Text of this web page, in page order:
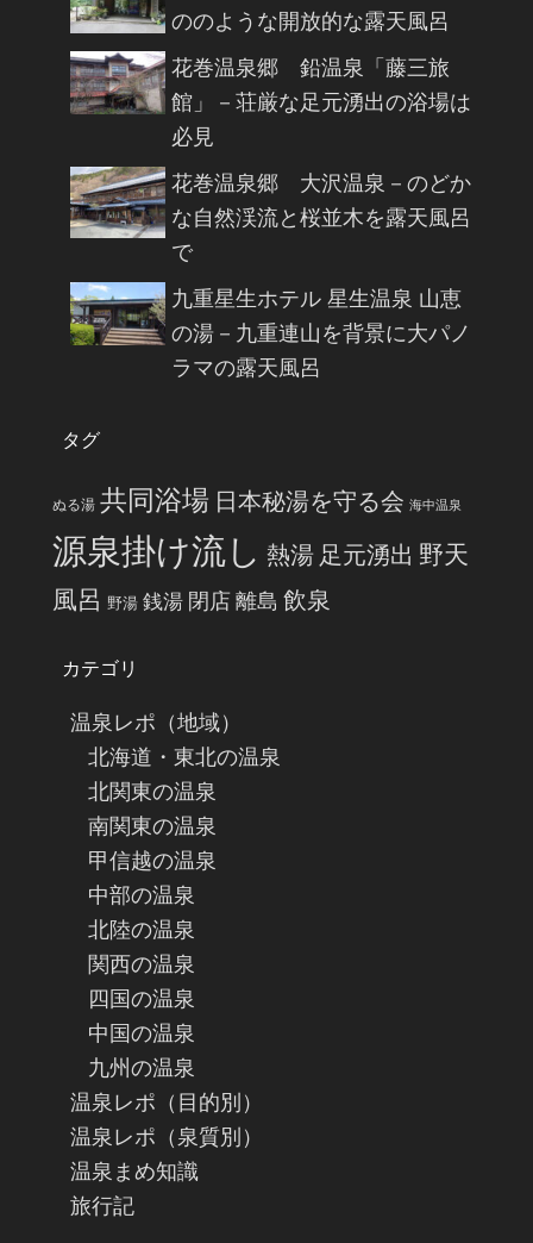
ののような開放的な露天風呂
花巻温泉郷 鉛温泉「藤三旅
館」－荘厳な足元湧出の浴場は
必見
花巻温泉郷 大沢温泉－のどか
な自然渓流と桜並木を露天風呂
で
九重星生ホテル 星生温泉 山恵
の湯－九重連山を背景に大パノ
ラマの露天風呂
タグ
ぬる湯 共同浴場 日本秘湯を守る会 海中温泉
源泉掛け流し 熱湯 足元湧出 野天
風呂 野湯 銭湯 閉店 離島 飲泉
カテゴリ
温泉レポ（地域）
北海道・東北の温泉
北関東の温泉
南関東の温泉
甲信越の温泉
中部の温泉
北陸の温泉
関西の温泉
四国の温泉
中国の温泉
九州の温泉
温泉レポ（目的別）
温泉レポ（泉質別）
温泉まめ知識
旅行記